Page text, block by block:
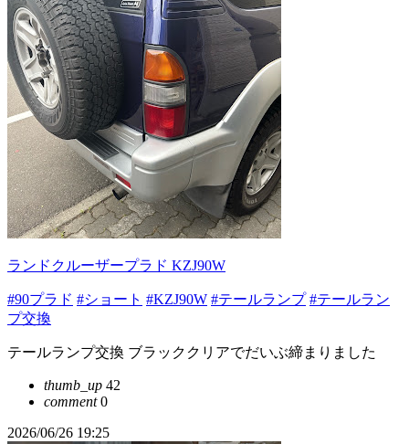
ランドクルーザープラド KZJ90W
#90プラド #ショート #KZJ90W #テールランプ #テールラン
プ交換
テールランプ交換 ブラッククリアでだいぶ締まりました
thumb_up 42
comment0
2026/06/26 19:25